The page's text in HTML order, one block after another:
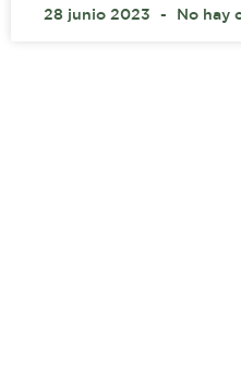
28 junio 2023 No hay